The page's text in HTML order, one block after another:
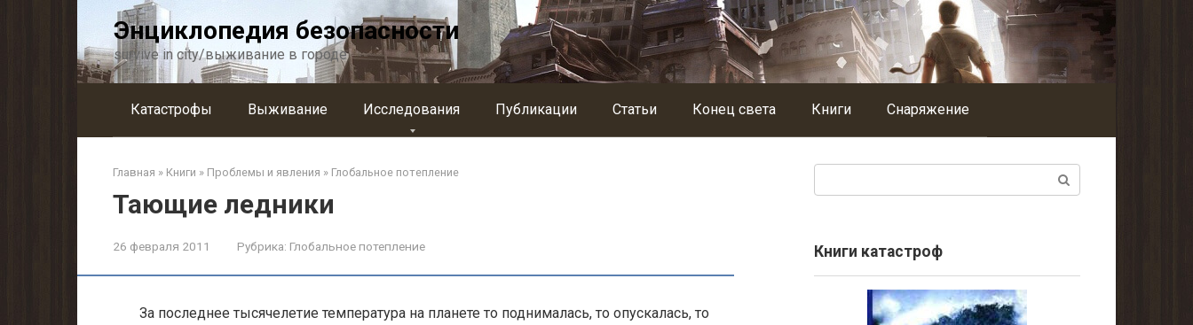
Энциклопедия безопасности
survive in city/выживание в городе
Катастрофы Выживание Исследования Публикации Статьи Конец света Книги Снаряжение
Главная » Книги » Проблемы и явления » Глобальное потепление
Тающие ледники
26 февраля 2011 Рубрика: Глобальное потепление
За последнее тысячелетие температура на планете то поднималась, то опускалась, то
Книги катастроф